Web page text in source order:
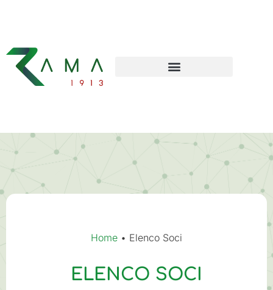
Home • Elenco Soci
ELENCO SOCI